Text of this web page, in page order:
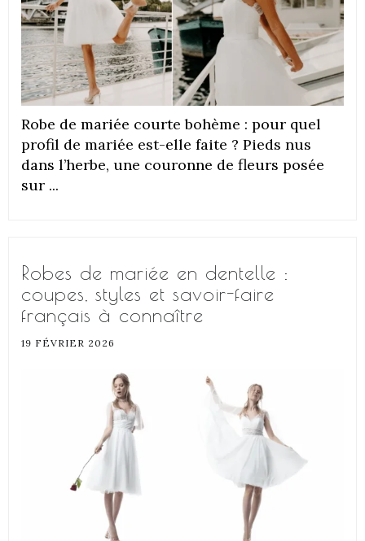
Robe de mariée courte bohème : pour quel
profil de mariée est-elle faite ? Pieds nus
dans l’herbe, une couronne de fleurs posée
sur ...
Robes de mariée en dentelle :
coupes, styles et savoir-faire
français à connaître
19 FÉVRIER 2026